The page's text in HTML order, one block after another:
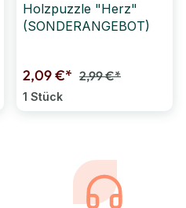
Holzpuzzle "Herz"
(SONDERANGEBOT)
2,09 €* 2,99 €*
1 Stück